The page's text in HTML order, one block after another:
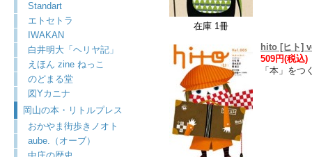
Standart
エトセトラ
IWAKAN
白井明大「ヘリヤ記」
えほん zine ねっこ
のどまる堂
図Yカニナ
岡山の本・リトルプレス
おかやま街歩きノオト
aube.（オーブ）
在庫 1冊
hito [ヒト]
509円(税込)
「本」をつ